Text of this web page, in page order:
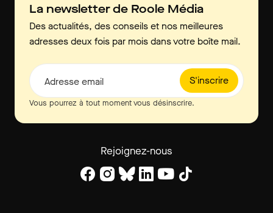
La newsletter de Roole Média
Des actualités, des conseils et nos meilleures
adresses deux fois par mois dans votre boîte mail.
S'inscrire
Adresse email
Vous pourrez à tout moment vous désinscrire.
Rejoignez-nous